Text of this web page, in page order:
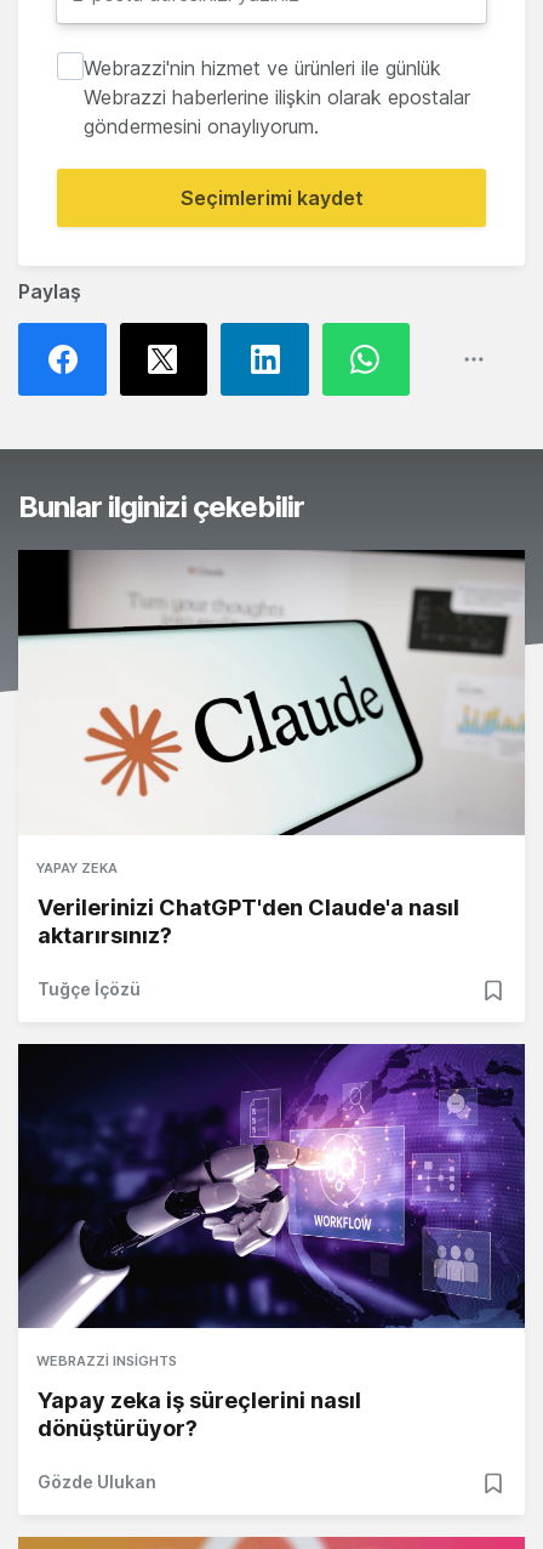
Paylaş
Webrazzi'nin hizmet ve ürünleri ile günlük
Webrazzi haberlerine ilişkin olarak epostalar
göndermesini onaylıyorum.
Seçimlerimi kaydet
Bunlar ilginizi çekebilir
YAPAY ZEKA
Verilerinizi ChatGPT'den Claude'a nasıl
aktarırsınız?
Tuğçe İçözü
WEBRAZZI INSIGHTS
Yapay zeka iş süreçlerini nasıl
dönüştürüyor?
Gözde Ulukan